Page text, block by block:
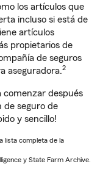
los artículos que
incluso si está de
artículos
propietarios de
de seguros
aseguradora.2
comenzar después
de seguro de
y sencillo!
lista completa de la
y State Farm Archive.